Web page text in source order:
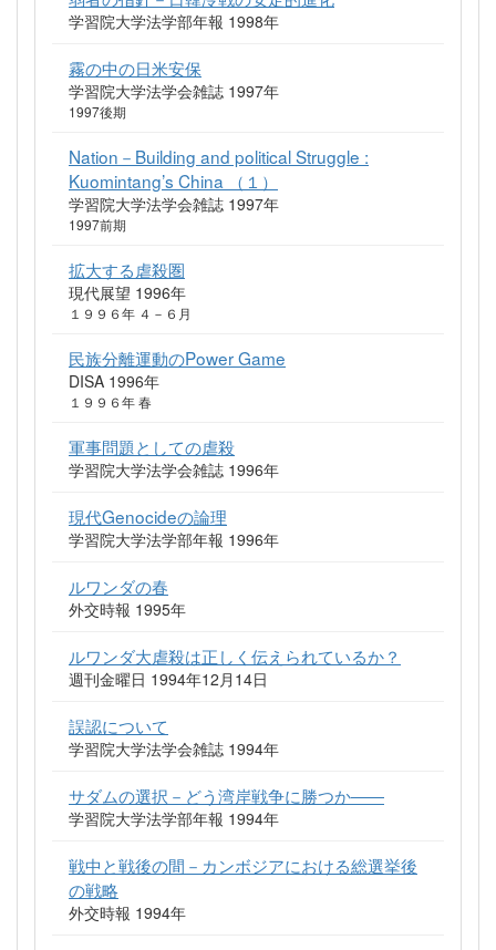
学習院大学法学部年報 1998年
霧の中の日米安保
学習院大学法学会雑誌 1997年
1997後期
Nation－Building and political Struggle :
Kuomintang’s China （１）
学習院大学法学会雑誌 1997年
1997前期
拡大する虐殺圏
現代展望 1996年
１９９６年 ４－６月
民族分離運動のPower Game
DISA 1996年
１９９６年 春
軍事問題としての虐殺
学習院大学法学会雑誌 1996年
現代Genocideの論理
学習院大学法学部年報 1996年
ルワンダの春
外交時報 1995年
ルワンダ大虐殺は正しく伝えられているか？
週刊金曜日 1994年12月14日
誤認について
学習院大学法学会雑誌 1994年
サダムの選択－どう湾岸戦争に勝つか――
学習院大学法学部年報 1994年
戦中と戦後の間－カンボジアにおける総選挙後
の戦略
外交時報 1994年